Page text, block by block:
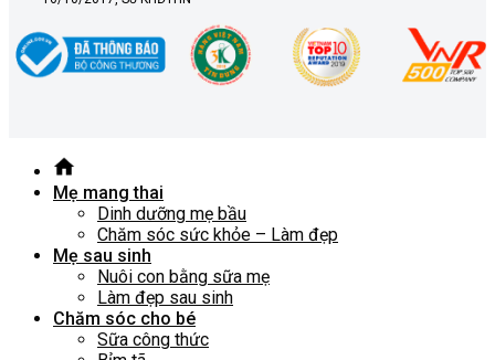
Mẹ mang thai
Dinh dưỡng mẹ bầu
Chăm sóc sức khỏe – Làm đẹp
Mẹ sau sinh
Nuôi con bằng sữa mẹ
Làm đẹp sau sinh
Chăm sóc cho bé
Sữa công thức